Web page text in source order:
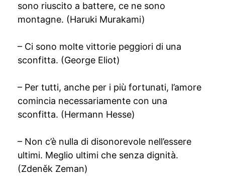
sono riuscito a battere, ce ne sono
montagne. (Haruki Murakami)
– Ci sono molte vittorie peggiori di una
sconfitta. (George Eliot)
– Per tutti, anche per i più fortunati, l’amore
comincia necessariamente con una
sconfitta. (Hermann Hesse)
– Non c’è nulla di disonorevole nell’essere
ultimi. Meglio ultimi che senza dignità.
(Zdeněk Zeman)